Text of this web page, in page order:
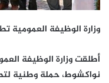
وزارة الوظيفة
أطلقت وزارة الوظيفة
نواكشوط، حملة وطنية